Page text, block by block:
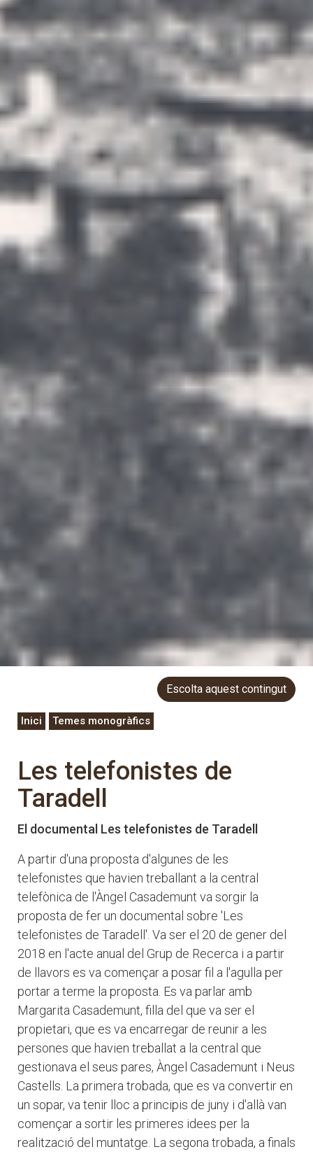
Escolta aquest contingut
Inici Temes monogràfics
Les telefonistes de
Taradell
El documental Les telefonistes de Taradell
A partir d'una proposta d'algunes de les
telefonistes que havien treballant a la central
telefònica de l'Àngel Casademunt va sorgir la
proposta de fer un documental sobre 'Les
telefonistes de Taradell'. Va ser el 20 de gener del
2018 en l'acte anual del Grup de Recerca i a partir
de llavors es va començar a posar fil a l'agulla per
portar a terme la proposta. Es va parlar amb
Margarita Casademunt, filla del que va ser el
propietari, que es va encarregar de reunir a les
persones que havien treballat a la central que
gestionava el seus pares, Àngel Casademunt i Neus
Castells. La primera trobada, que es va convertir en
un sopar, va tenir lloc a principis de juny i d'allà van
començar a sortir les primeres idees per la
realització del muntatge. La segona trobada, a finals